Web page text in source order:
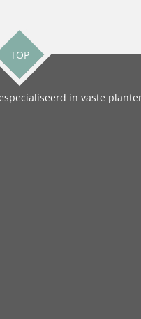
TOP
in vaste